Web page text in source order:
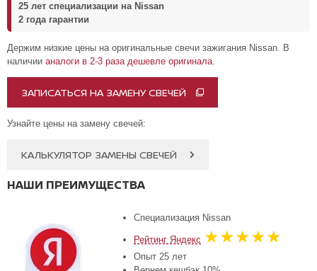
25 лет специализации на Nissan
2 года гарантии
Держим низкие цены на оригинальные свечи зажигания Nissan. В
наличии аналоги в 2-3 раза дешевле оригинала.
ЗАПИСАТЬСЯ НА ЗАМЕНУ СВЕЧЕЙ
Узнайте цены на замену свечей:
КАЛЬКУЛЯТОР ЗАМЕНЫ СВЕЧЕЙ
НАШИ ПРЕИМУЩЕСТВА
Специализация Nissan
Рейтинг Яндекс ★★★★★
Опыт 25 лет